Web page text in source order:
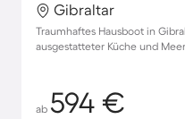
Gibraltar
Traumhaftes Hausboot in
ausgestatteter Küche und
ab 594 €